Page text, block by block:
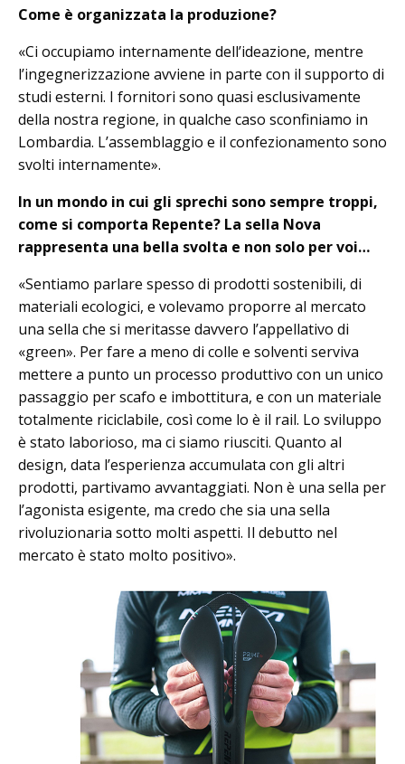
Come è organizzata la produzione?
«Ci occupiamo internamente dell’ideazione, mentre
l’ingegnerizzazione avviene in parte con il supporto di
studi esterni. I fornitori sono quasi esclusivamente
della nostra regione, in qualche caso sconfiniamo in
Lombardia. L’assemblaggio e il confezionamento sono
svolti internamente».
In un mondo in cui gli sprechi sono sempre troppi,
come si comporta Repente? La sella Nova
rappresenta una bella svolta e non solo per voi…
«Sentiamo parlare spesso di prodotti sostenibili, di
materiali ecologici, e volevamo proporre al mercato
una sella che si meritasse davvero l’appellativo di
«green». Per fare a meno di colle e solventi serviva
mettere a punto un processo produttivo con un unico
passaggio per scafo e imbottitura, e con un materiale
totalmente riciclabile, così come lo è il rail. Lo sviluppo
è stato laborioso, ma ci siamo riusciti. Quanto al
design, data l’esperienza accumulata con gli altri
prodotti, partivamo avvantaggiati. Non è una sella per
l’agonista esigente, ma credo che sia una sella
rivoluzionaria sotto molti aspetti. Il debutto nel
mercato è stato molto positivo».